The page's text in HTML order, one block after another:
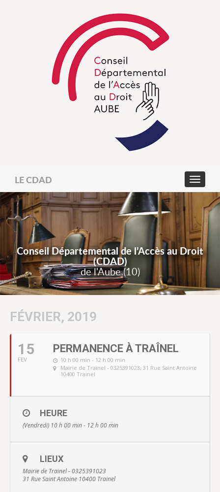
LE CDAD
Conseil Départemental de l’Accès au Droit
(CDAD)
de l'Aube (10)
FÉVRIER, 2019
15
FEV
PERMANENCE À TRAÎNEL
10 h 00 min - 12 h 00 min
Mairie de Trainel - 0325391023, 31 Rue Saint Antoine
10400 Trainel
HEURE
(Vendredi) 10 h 00 min - 12 h 00 min
LIEUX
Mairie de Trainel - 0325391023
31 Rue Saint Antoine 10400 Trainel